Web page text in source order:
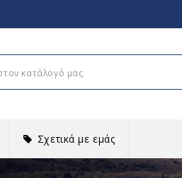
Σχετικά με εμάς